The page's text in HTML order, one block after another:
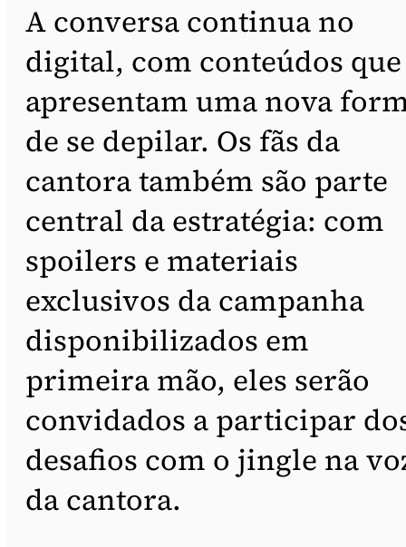
A conversa continua no
digital, com conteúdos que
apresentam uma nova
de se depilar. Os fãs da
cantora também são parte
central da estratégia: com
spoilers e materiais
exclusivos da campanha
disponibilizados em
primeira mão, eles serão
convidados a participar
desafios com o jingle na
da cantora.